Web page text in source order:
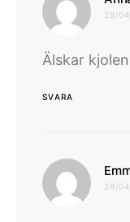
29/
Älskar
SVARA
29/